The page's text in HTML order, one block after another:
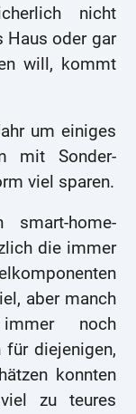
nicht
Haus oder gar
will, kommt
um einiges
mit Sonder-
viel sparen.
smart-home-
die immer
aber manch
noch
diejenigen,
konnten
zu teures